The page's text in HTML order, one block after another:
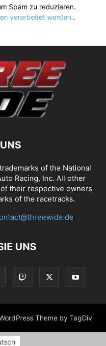
Spam zu reduzieren.
verarbeitet werden..
of the National
Racing, Inc. All other
their respective owners
of the racetracks.
UNS
Theme by TagDiv